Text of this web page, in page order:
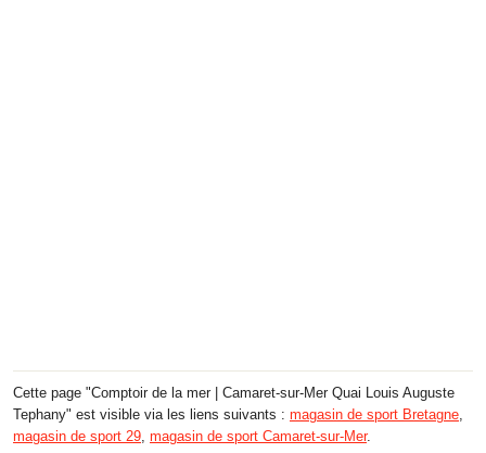
Cette page "Comptoir de la mer | Camaret-sur-Mer Quai Louis Auguste
Tephany" est visible via les liens suivants : magasin de sport Bretagne
magasin de sport 29 magasin de sport Camaret-sur-Mer.